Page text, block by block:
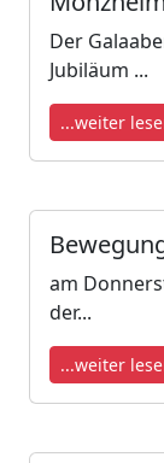
Der
Jubiläum ...
...weiter
am
der...
...weiter